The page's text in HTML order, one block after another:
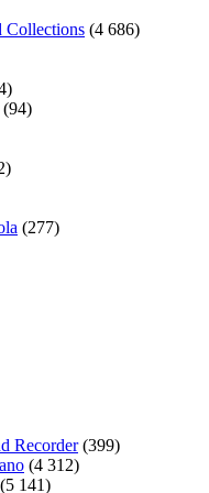
(4 686)
(94)
(277)
Recorder(399)
(4 312)
141)